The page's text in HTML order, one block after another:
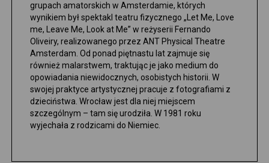
grupach amatorskich w Amsterdamie, których
wynikiem był spektakl teatru fizycznego „Let Me, Love
me, Leave Me, Look at Me” w reżyserii Fernando
Oliveiry, realizowanego przez ANT Physical Theatre
Amsterdam. Od ponad piętnastu lat zajmuje się
również malarstwem, traktując je jako medium do
opowiadania niewidocznych, osobistych historii. W
swojej praktyce artystycznej pracuje z fotografiami z
dzieciństwa. Wrocław jest dla niej miejscem
szczególnym – tam się urodziła. W 1981 roku
wyjechała z rodzicami do Niemiec.